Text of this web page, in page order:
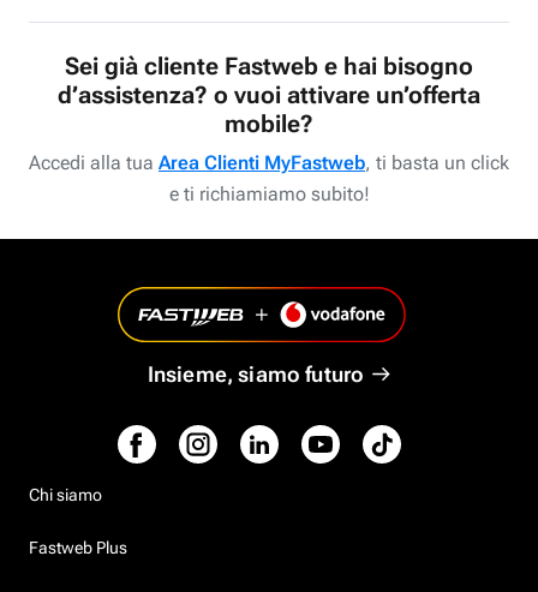
Sei già cliente Fastweb e hai bisogno
d’assistenza? o vuoi attivare un’offerta
mobile?
Accedi alla tua Area Clienti MyFastweb, ti basta un click
e ti richiamiamo subito!
Insieme, siamo futuro
Chi siamo
Fastweb Plus